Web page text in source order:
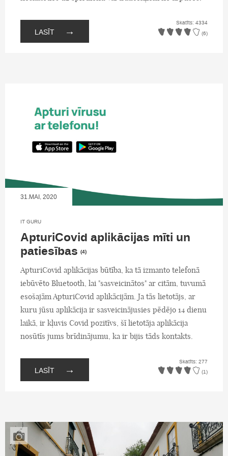
LASĪT →
Skatīts: 4334
(6)
31.MAI, 2020
IT GURU
ApturiCovid aplikācijas mīti un
patiesības (4)
ApturiCovid aplikācijas būtība, ka tā izmanto telefonā
iebūvēto Bluetooth, lai "sasveicinātos" ar citām, tuvumā
esošajām ApturiCovid aplikācijām. Ja tās lietotājs, ar
kuru jūsu aplikācija ir sasveicinājusies pēdējo 14 dienu
laikā, ir kļuvis Covid pozitīvs, šī lietotāja aplikācija
nosūtīs jums brīdinājumu, ka ir bijis tāds kontakts.
LASĪT →
Skatīts: 277
(1)